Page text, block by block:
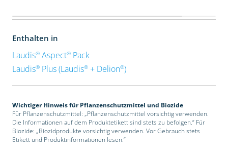
Enthalten in
Laudis®Aspect®Pack
Laudis®Plus (Laudis®+ Delion®)
Wichtiger Hinweis für Pflanzenschutzmittel und Biozide
Für Pflanzenschutzmittel: „Pflanzenschutzmittel vorsichtig verwenden.
Die Informationen auf dem Produktetikett sind stets zu befolgen.“ Für
Biozide: „Biozidprodukte vorsichtig verwenden. Vor Gebrauch stets
Etikett und Produktinformationen lesen.“